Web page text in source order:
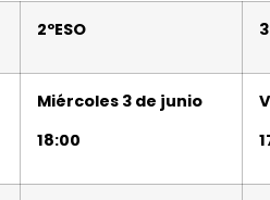
2ºESO
Miércoles 3 de junio
18:00